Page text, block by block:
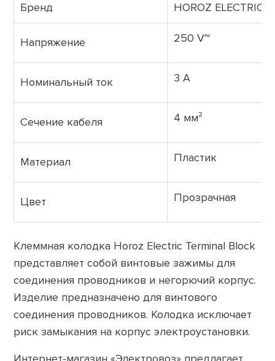
Бренд HOROZ ELECTRIC
Напряжение 250 V~
Номинальный ток 3 A
Сечение кабеля 4 мм²
Материал Пластик
Цвет Прозрачная
Клеммная колодка Horoz Electric Terminal Block
представляет собой винтовые зажимы для
соединения проводников и негорючий корпус.
Изделие предназначено для винтового
соединения проводников. Колодка исключает
риск замыкания на корпус электроустановки.